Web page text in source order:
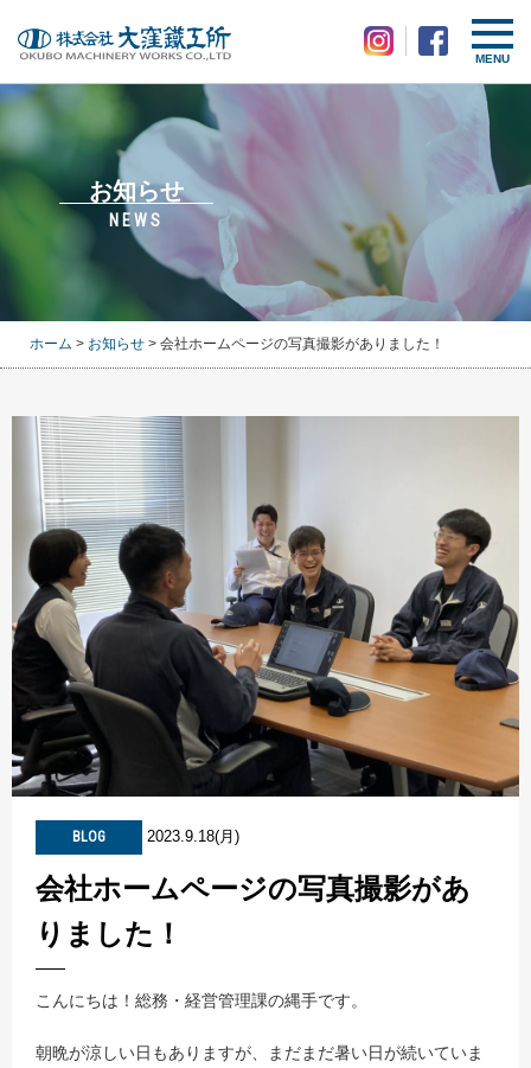
MENU
お知らせ
NEWS
ホーム > お知らせ > 会社ホームページの写真撮影がありました！
BLOG 2023.9.18(月)
会社ホームページの写真撮影があ
りました！
こんにちは！総務・経営管理課の縄手です。
朝晩が涼しい日もありますが、まだまだ暑い日が続いていま